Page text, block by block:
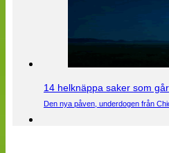
14 helknäppa saker som
Den nya påven, underdogen från